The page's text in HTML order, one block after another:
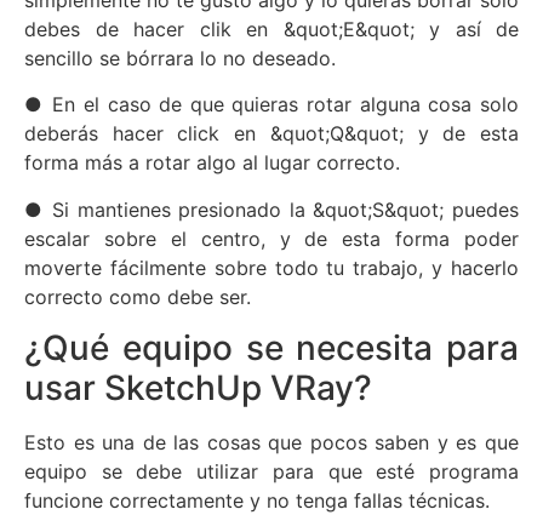
debes de hacer clik en &quot;E&quot; y así de
sencillo se bórrara lo no deseado.
● En el caso de que quieras rotar alguna cosa solo
deberás hacer click en &quot;Q&quot; y de esta
forma más a rotar algo al lugar correcto.
● Si mantienes presionado la &quot;S&quot; puedes
escalar sobre el centro, y de esta forma poder
moverte fácilmente sobre todo tu trabajo, y hacerlo
correcto como debe ser.
¿Qué equipo se necesita para
usar SketchUp VRay?
Esto es una de las cosas que pocos saben y es que
equipo se debe utilizar para que esté programa
funcione correctamente y no tenga fallas técnicas.